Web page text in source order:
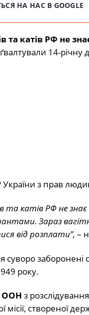
НА НАС В GOOGLE
та катів РФ не
14-річну
з прав
та катів РФ не
Зараз
від розплати”, –
заборонені
року.
ООН з
місії, створеної